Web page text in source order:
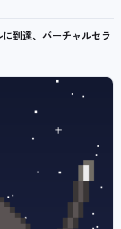
到達、バーチャルセラ